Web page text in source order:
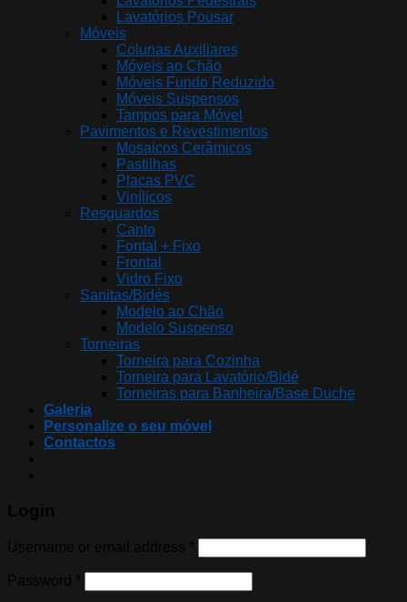
Lavatórios Pousar
Móveis
Colunas Auxiliares
Móveis ao Chão
Móveis Fundo Reduzido
Móveis Suspensos
Tampos para Móvel
Pavimentos e Revestimentos
Mosaicos Cerâmicos
Pastilhas
Placas PVC
Vinílicos
Resguardos
Canto
Fontal + Fixo
Frontal
Vidro Fixo
Sanitas/Bidés
Modelo ao Chão
Modelo Suspenso
Torneiras
Torneira para Cozinha
Torneira para Lavatório/Bidé
Torneiras para Banheira/Base Duche
Galeria
Personalize o seu móvel
Contactos